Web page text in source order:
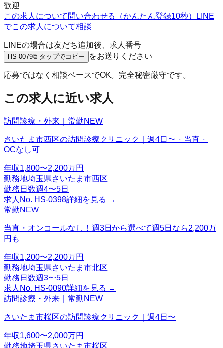
歓迎
この求人について問い合わせる（かんたん登録10秒）
LINE
でこの求人について相談
LINEの場合は友だち追加後、求人番号
HS-0079⧉ タップでコピー をお送りください
応募ではなく相談ベースでOK。完全秘密厳守です。
この求人に近い求人
訪問診療・外来｜常勤NEW
さいたま市西区の訪問診療クリニック｜週4日〜・当直・
OCなし可
年収1,800〜2,200万円
勤務地埼玉県さいたま市西区
勤務日数週4〜5日
求人No. HS-0398詳細を見る →
常勤NEW
当直・オンコールなし！週3日から選べて週5日なら2,200万
円も
年収1,200〜2,200万円
勤務地埼玉県さいたま市北区
勤務日数週3〜5日
求人No. HS-0090詳細を見る →
訪問診療・外来｜常勤NEW
さいたま市桜区の訪問診療クリニック｜週4日〜
年収1,600〜2,000万円
勤務地埼玉県さいたま市桜区